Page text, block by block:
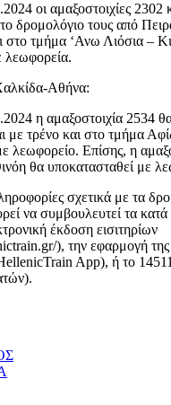
οι αμαξοστοιχίες 2302
δρομολόγιο τους από
στο τμήμα ‘Ανω Λιόσια –
λεωφορεία.
Αθήνα:
η αμαξοστοιχία 2534
με τρένο και στο τμήμα
λεωφορείο. Επίσης, η
θα υποκατασταθεί με
σχετικά με τα
να συμβουλευτεί τα
έκδοση εισιτηρίων
), την εφαρμογή
App), ή το